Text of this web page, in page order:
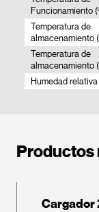
Funcionamiento
Temperatura de
almacenamiento
Temperatura de
almacenamiento
Humedad
Productos
Cargador